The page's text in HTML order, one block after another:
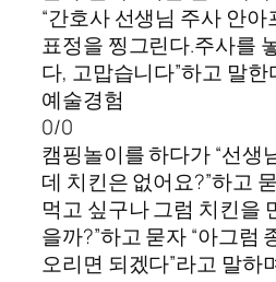
“간호사 선생님 주사 안아
표정을 찡그린다.주사를
다, 고맙습니다”하고 말한
예술경험
0/0
캠핑놀이를 하다가 “선생
데 치킨은 없어요?”하고
먹고 싶구나 그럼 치킨을
을까?”하고 묻자 “아그럼
오리면 되겠다”라고 말하